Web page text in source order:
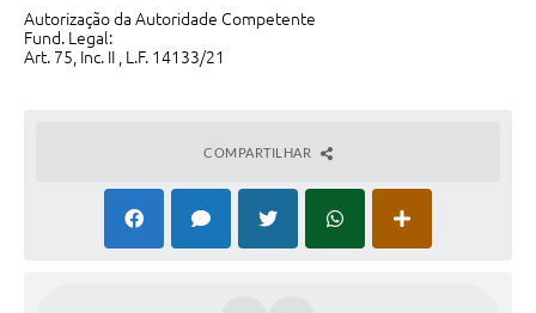
Perguntas Frequentes
Carta de Serviços
Autorização da Autoridade Competente
Fund. Legal:
Art. 75, Inc. II , L.F. 14133/21
COMPARTILHAR